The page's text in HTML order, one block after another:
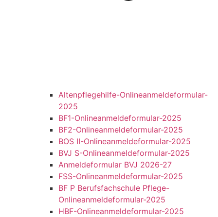
Altenpflegehilfe-Onlineanmeldeformular-
2025
BF1-Onlineanmeldeformular-2025
BF2-Onlineanmeldeformular-2025
BOS II-Onlineanmeldeformular-2025
BVJ S-Onlineanmeldeformular-2025
Anmeldeformular BVJ 2026-27
FSS-Onlineanmeldeformular-2025
BF P Berufsfachschule Pflege-
Onlineanmeldeformular-2025
HBF-Onlineanmeldeformular-2025